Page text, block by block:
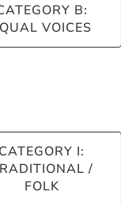
B:
VOICES
CATEGORY I:
/
FOLK